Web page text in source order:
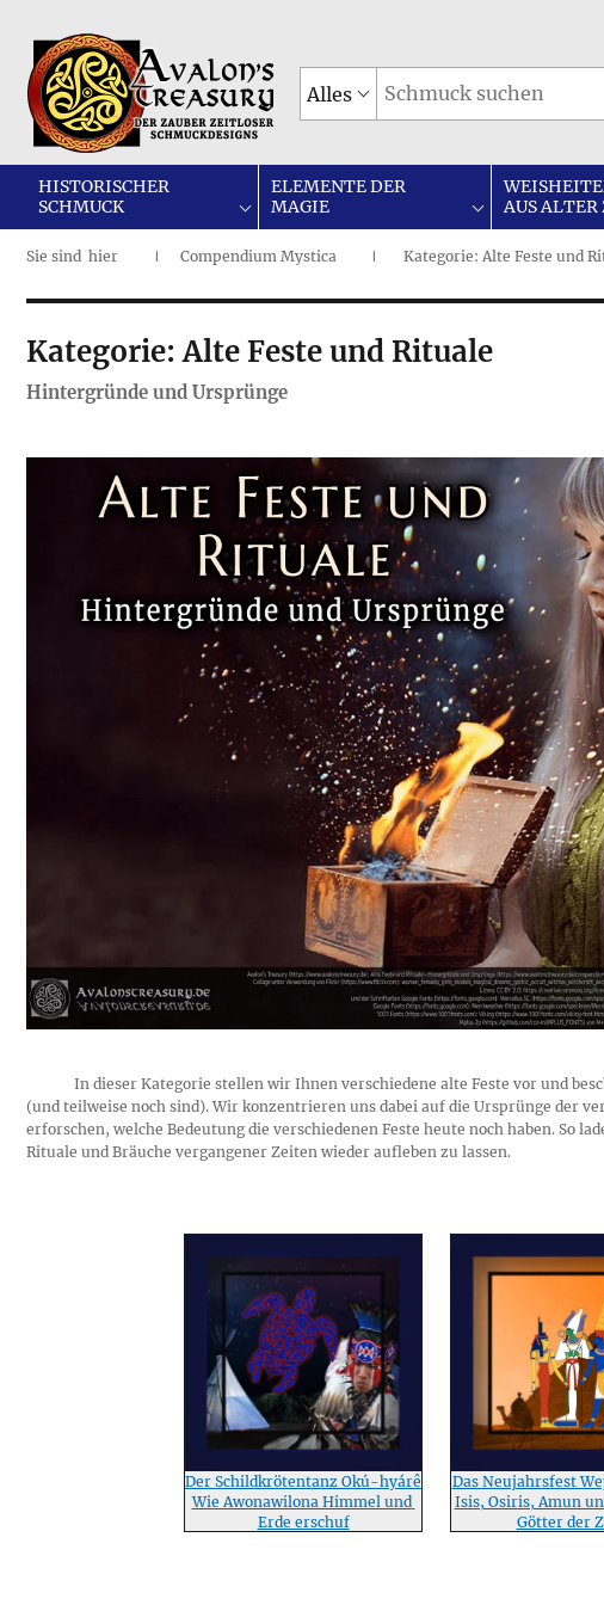
Alles
HISTORISCHER
SCHMUCK
ELEMENTE DER
MAGIE
AUS
Sie sind hier | Compendium Mystica I Kategorie: Alte Feste und
Kategorie: Alte Feste und Rituale
Hintergründe und Ursprünge
In dieser Kategorie stellen wir Ihnen verschiedene alte Feste vor und
(und teilweise noch sind). Wir konzentrieren uns dabei auf die Ursprünge der
erforschen, welche Bedeutung die verschiedenen Feste heute noch haben. So
Rituale und Bräuche vergangener Zeiten wieder aufleben zu lassen.
Der Schildkrötentanz Okú-hyárê
Wie Awonawilona Himmel und
Erde erschuf
Das Neujahrsfest
Isis, Osiris, Amun
Götter der